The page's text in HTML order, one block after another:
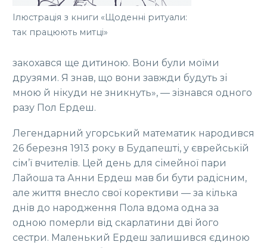
Ілюстрація з книги «Щоденні ритуали:
так працюють митці»
закохався ще дитиною. Вони були моїми
друзями. Я знав, що вони завжди будуть зі
мною й нікуди не зникнуть», — зізнався одного
разу Пол Ердеш.
Легендарний угорський математик народився
26 березня 1913 року в Будапешті, у єврейській
сім’ї вчителів. Цей день для сімейної пари
Лайоша та Анни Ердеш мав би бути радісним,
але життя внесло свої корективи — за кілька
днів до народження Пола вдома одна за
одною померли від скарлатини дві його
сестри. Маленький Ердеш залишився єдиною